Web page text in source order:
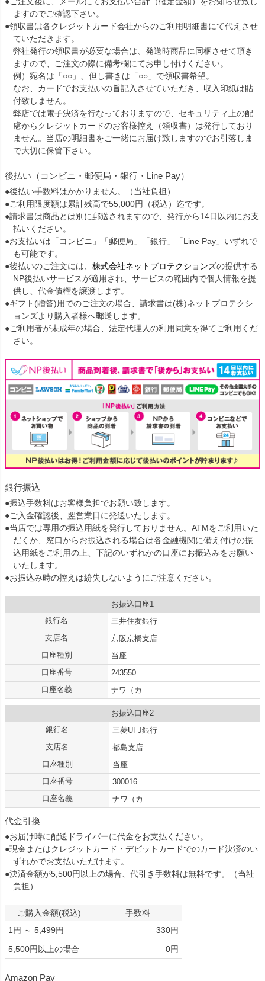
ますのでご確認下さい。
●領収書は各クレジットカード会社からのご利用明細書にて代えさせ
ていただきます。
弊社発行の領収書が必要な場合は、発送時商品に同梱させて頂き
ますので、ご注文の際に備考欄にてお申し付けください。
例）宛名は「○○」、但し書きは「○○」で領収書希望。
なお、カードでお支払いの旨記入させていただき、収入印紙は貼
付致しません。
弊店では電子決済を行なっておりますので、セキュリティ上の配
慮からクレジットカードのお客様控え（領収書）は発行しており
ません。当店の明細書をご一緒にお届け致しますのでお引落しま
で大切に保管下さい。
後払い（コンビニ・郵便局・銀行・Line Pay）
●後払い手数料はかかりません。（当社負担）
●ご利用限度額は累計残高で55,000円（税込）迄です。
●請求書は商品とは別に郵送されますので、発行から14日以内にお支
払いください。
●お支払いは「コンビニ」「郵便局」「銀行」「Line Pay」いずれで
も可能です。
●後払いのご注文には、 株式会社ネットプロテクションズの提供する
NP後払いサービスが適用され、サービスの範囲内で個人情報を提
供し、代金債権を譲渡します。
●ギフト(贈答)用でのご注文の場合、請求書は(株)ネットプロテクシ
ョンズより購入者様へ郵送します。
●ご利用者が未成年の場合、法定代理人の利用同意を得てご利用くだ
さい。
銀行振込
●振込手数料はお客様負担でお願い致します。
●ご入金確認後、翌営業日に発送いたします。
●当店では専用の振込用紙を発行しておりません。ATMをご利用いた
だくか、窓口からお振込される場合は各金融機関に備え付けの振
込用紙をご利用の上、下記のいずれかの口座にお振込みをお願い
いたします。
●お振込み時の控えは紛失しないようにご注意ください。
お振込口座1
銀行名
三井住友銀行
支店名
京阪京橋支店
口座種別
当座
口座番号
243550
口座名義
ナワ（カ
お振込口座2
銀行名
三菱UFJ銀行
支店名
都島支店
口座種別
当座
口座番号
300016
口座名義
ナワ（カ
代金引換
●お届け時に配送ドライバーに代金をお支払ください。
●現金またはクレジットカード・デビットカードでのカード決済のい
ずれかでお支払いただけます。
●決済金額が5,500円以上の場合、代引き手数料は無料です。（当社
負担）
ご購入金額(税込)
手数料
1円 ～ 5,499円
330円
5,500円以上の場合
0円
Amazon Pay